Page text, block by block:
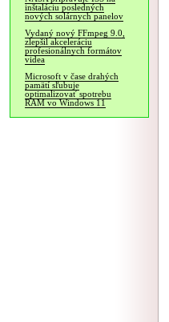
inštaláciu posledných
nových solárnych panelov
Vydaný nový FFmpeg 9.0,
zlepšil akceleráciu
profesionálnych formátov
videa
Microsoft v čase drahých
pamätí sľubuje
optimalizovať spotrebu
RAM vo Windows 11